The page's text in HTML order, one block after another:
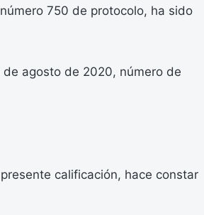
750 de protocolo, ha sido
agosto de 2020, número de
calificación, hace constar